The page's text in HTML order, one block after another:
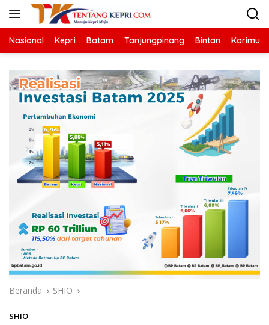
Langsung
Nasional Kepri Batam Tanjungpinang Bintan Karimun
Beranda SHIO
SHIO